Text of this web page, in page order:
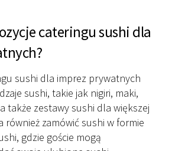
cateringu sushi dla
sushi dla imprez prywatnych
sushi, takie jak nigiri, maki,
także zestawy sushi dla większej
również zamówić sushi w formie
gdzie goście mogą